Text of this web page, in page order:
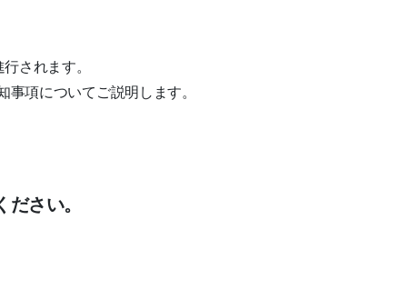
されます。
項についてご説明します。
さい。